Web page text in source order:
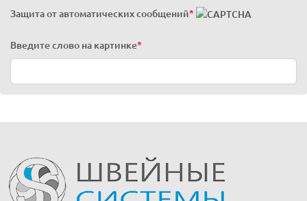
Защита от автоматических сообщений*
Введите слово на картинке*